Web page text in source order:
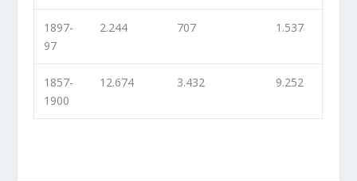
1897-
97
2.244 707 1.537
1857-
1900
12.674 3.432 9.252